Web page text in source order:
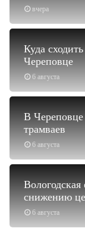
вчера
6 августа
Куда
Череповце
6 августа
В
трамваев
6 августа
снижению